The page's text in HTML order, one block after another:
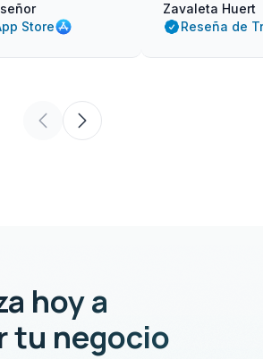
Store
Zavaleta Huert
Reseña de
hoy a
tu negocio